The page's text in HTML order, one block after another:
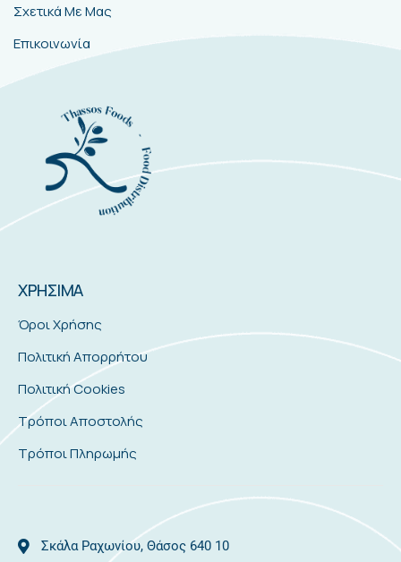
Σχετικά Με Μας
Επικοινωνία
ΧΡΗΣΙΜΑ
Όροι Χρήσης
Πολιτική Απορρήτου
Πολιτική Cookies
Τρόποι Αποστολής
Τρόποι Πληρωμής
Σκάλα Ραχωνίου, Θάσος 640 10